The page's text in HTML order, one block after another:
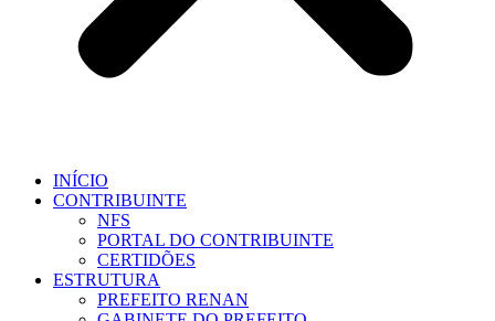
INÍCIO
CONTRIBUINTE
NFS
PORTAL DO CONTRIBUINTE
CERTIDÕES
ESTRUTURA
PREFEITO RENAN